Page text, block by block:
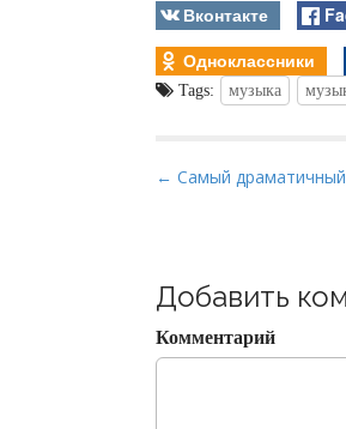
Вконтакте
Одноклассники
Tags: музыка
P
n
a
v
← Самый
Добавить
Комментарий